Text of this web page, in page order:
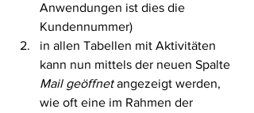
Anwendungen ist dies die
Kundennummer)
in allen Tabellen mit Aktivitäten
kann nun mittels der neuen Spalte
Mail geöffnet angezeigt werden,
wie oft eine im Rahmen der